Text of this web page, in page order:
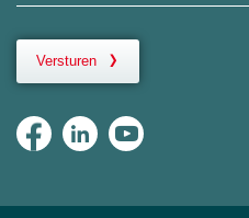
Versturen